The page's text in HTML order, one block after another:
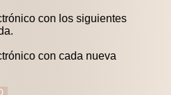
con los siguientes
con cada nueva